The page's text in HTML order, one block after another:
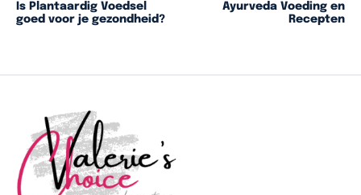
Is Plantaardig Voedsel
goed voor je gezondheid?
Ayurveda Voeding en
Recepten